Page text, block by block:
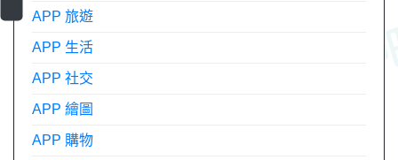
APP 旅遊
APP 生活
APP 社交
APP 繪圖
APP 購物